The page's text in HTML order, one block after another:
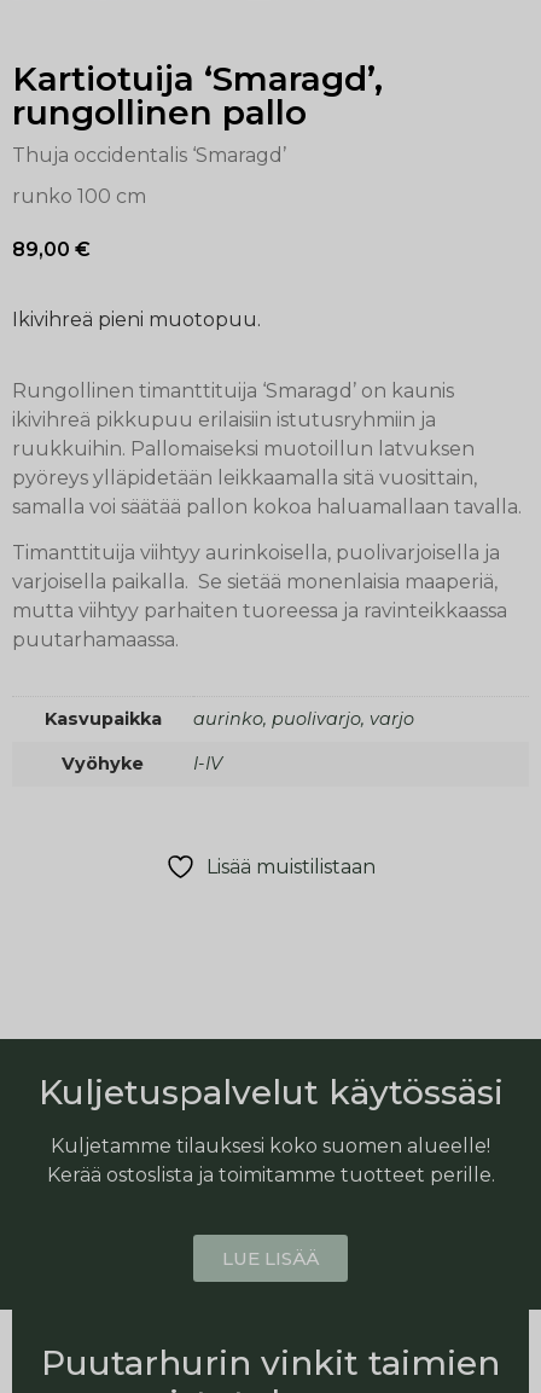
Kartiotuija ‘Smaragd’,
rungollinen pallo
Thuja occidentalis ‘Smaragd’
runko 100 cm
89,00 €
Ikivihreä pieni muotopuu.
Rungollinen timanttituija ‘Smaragd’ on kaunis
ikivihreä pikkupuu erilaisiin istutusryhmiin ja
ruukkuihin. Pallomaiseksi muotoillun latvuksen
pyöreys ylläpidetään leikkaamalla sitä vuosittain,
samalla voi säätää pallon kokoa haluamallaan tavalla.
Timanttituija viihtyy aurinkoisella, puolivarjoisella ja
varjoisella paikalla. Se sietää monenlaisia maaperiä,
mutta viihtyy parhaiten tuoreessa ja ravinteikkaassa
puutarhamaassa.
Kasvupaikka aurinko, puolivarjo, varjo
Vyöhyke I-IV
Lisää muistilistaan
Kuljetuspalvelut käytössäsi
Kuljetamme tilauksesi koko suomen alueelle!
Kerää ostoslista ja toimitamme tuotteet perille.
LUE LISÄÄ
Puutarhurin vinkit taimien